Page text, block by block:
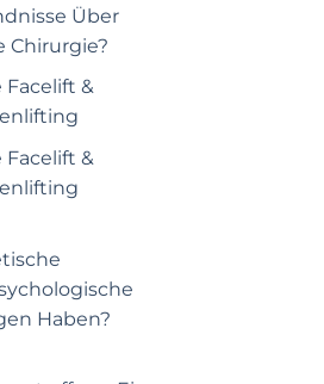
Über
Chirurgie?
Facelift &
Facelift &
Haben?